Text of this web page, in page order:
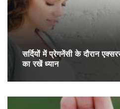
सर्द‍ियों में प्रेगनेंसी के दौरान
का रखें ध्यान